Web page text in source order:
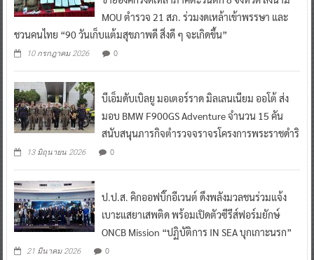
MOU ตำรวจ 21 สภ. ร่วมงดเหล้าเข้าพรรษา และ
ชวนคนไทย “90 วันเก็บแต้มสุขภาพดี สิ่งดี ๆ จะเกิดขึ้น”
10 กรกฎาคม 2026 0
บีเอ็มดับเบิลยู มอเตอร์ราด มิลเลนเนียม ออโต้ ส่ง
มอบ BMW F900GS Adventure จำนวน 15 คัน
สนับสนุนภารกิจตำรวจจราจรโครงการพระราชดำริ
13 มิถุนายน 2026 0
ป.ป.ส. คิกออฟบิ๊กอีเวนต์ ดึงพลังมวลชนร่วมแจ้ง
เบาะแสยาเสพติด พร้อมเปิดตัวซีรีส์ฟอร์มยักษ์
ONCB Mission “ปฏิบัติการ IN SEA บุกเกาะนรก”
21 มีนาคม 2026 0